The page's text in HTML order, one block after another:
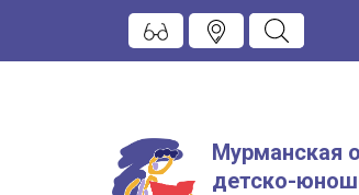
Мурманская
детско-